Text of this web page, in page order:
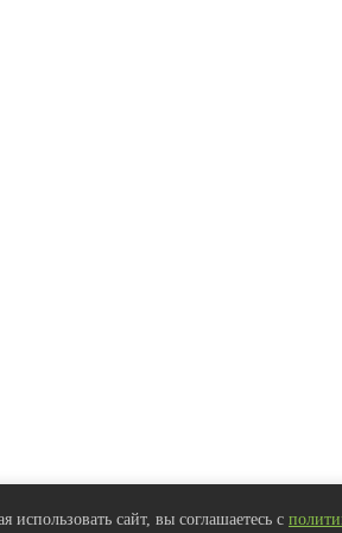
сайт, вы соглашаетесь с